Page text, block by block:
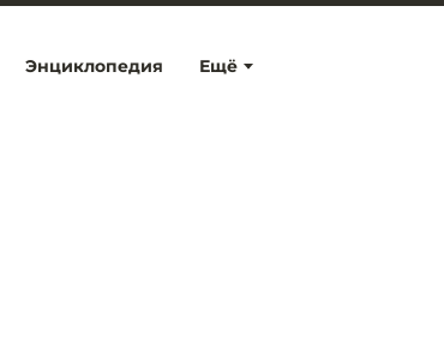
Ещё
Энциклопедия